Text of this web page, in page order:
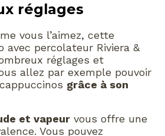
réglages
vous l’aimez, cette
avec percolateur Riviera &
réglages et
allez par exemple pouvoir
grâce à son
et vapeur vous offre une
Vous pouvez